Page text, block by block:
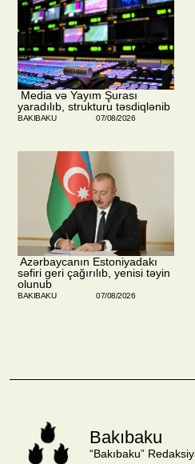
​ Media və Yayım Şurası
yaradılıb, strukturu təsdiqlənib
BAKIBAKU 07/08/2026
​ Azərbaycanın Estoniyadakı
səfiri geri çağırılıb, yenisi təyin
olunub
BAKIBAKU 07/08/2026
Bakıbaku
“Bakıbaku”